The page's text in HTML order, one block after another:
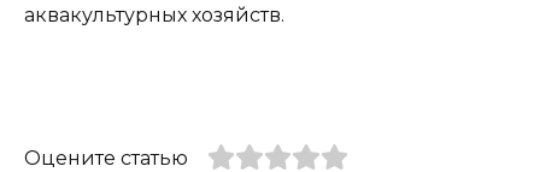
аквакультурных хозяйств.
Оцените статью